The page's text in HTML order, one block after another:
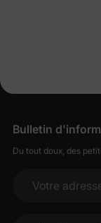
Bulletin
Du tout doux, des
Votre adresse